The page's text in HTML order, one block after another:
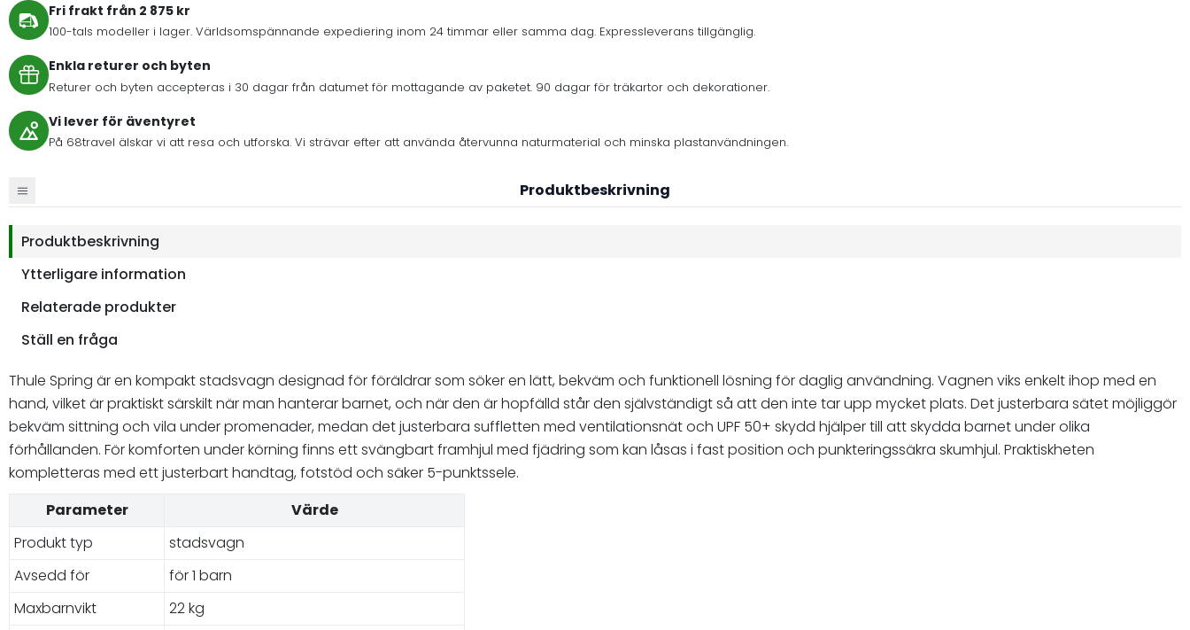
Fri frakt från 2 875 kr
100-tals modeller i lager. Världsomspännande expediering inom 24 timmar eller samma dag. Expressleverans tillgänglig.
Enkla returer och byten
Returer och byten accepteras i 30 dagar från datumet för mottagande av paketet. 90 dagar för träkartor och dekorationer.
Vi lever för äventyret
På 68travel älskar vi att resa och utforska. Vi strävar efter att använda återvunna naturmaterial och minska plastanvändningen.
Produktbeskrivning
Produktbeskrivning
Ytterligare information
Relaterade produkter
Ställ en fråga
Thule Spring är en kompakt stadsvagn designad för föräldrar som söker en lätt, bekväm och funktionell lösning för daglig användning. Vagnen viks enkelt ihop med en
hand, vilket är praktiskt särskilt när man hanterar barnet, och när den är hopfälld står den självständigt så att den inte tar upp mycket plats. Det justerbara sätet möjliggör
bekväm sittning och vila under promenader, medan det justerbara suffletten med ventilationsnät och UPF 50+ skydd hjälper till att skydda barnet under olika
förhållanden. För komforten under körning finns ett svängbart framhjul med fjädring som kan låsas i fast position och punkteringssäkra skumhjul. Praktiskheten
kompletteras med ett justerbart handtag, fotstöd och säker 5-punktssele.
Parameter
Värde
Produkt typ
stadsvagn
Avsedd för
för 1 barn
Maxbarnvikt
22 kg